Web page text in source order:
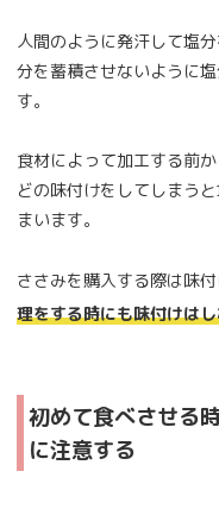
人間のように発汗して塩
分を蓄積させないように
す。
食材によって加工する前
どの味付けをしてしまう
まいます。
ささみを購入する際は味
理をする時にも味付けは
初めて食べさせる
に注意する